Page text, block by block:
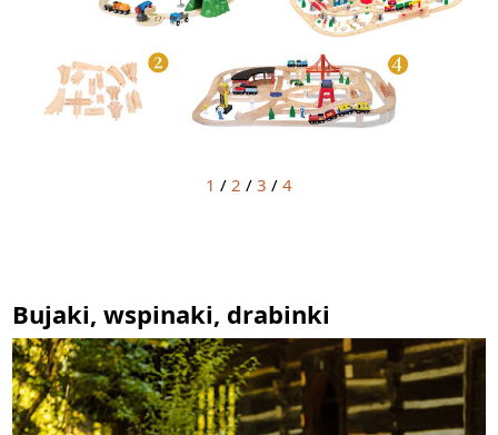
1 / 2 / 3 / 4
Bujaki, wspinaki, drabinki